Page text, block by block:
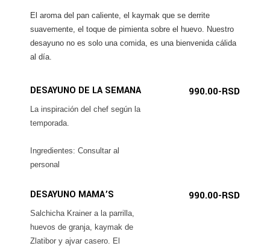
El aroma del pan caliente, el kaymak que se derrite
suavemente, el toque de pimienta sobre el huevo. Nuestro
desayuno no es solo una comida, es una bienvenida cálida
al día.
DESAYUNO DE LA SEMANA 990.00-RSD
La inspiración del chef según la
temporada.
Ingredientes: Consultar al
personal
DESAYUNO MAMA’S 990.00-RSD
Salchicha Krainer a la parrilla,
huevos de granja, kaymak de
Zlatibor y ajvar casero. El